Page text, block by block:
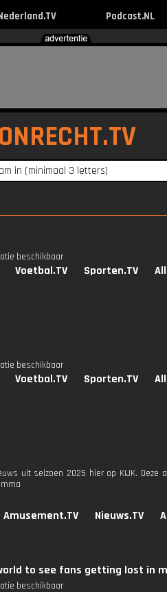
Podcast.NL
ONRECHT.TV
beschikbaar
Voetbal.TV Sporten.TV
beschikbaar
Voetbal.TV Sporten.TV
uit seizoen 2025 hier op KIJK. Deze
Amusement.TV Nieuws.TV
to see fans getting lost in
beschikbaar